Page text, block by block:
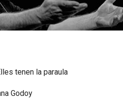
tenen la paraula
Godoy